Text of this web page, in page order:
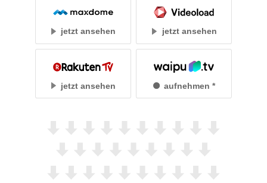
jetzt ansehen jetzt ansehen
jetzt ansehen aufnehmen